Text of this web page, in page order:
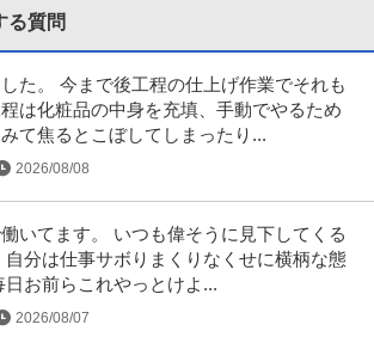
／ 「未経験者9割以上！」物流センター内の
120日／女性活躍中
社（ポテンシャルセグメント）
不問
円
・物流管理 【業種】IT・インターネット＞インター
属性…続きを見る
提供：ビズリーチ
／寮完備／土日祝休み／長期休暇あり／未経
イト 採用部
る質問
た。 今まで後工程の仕上げ作業でそれも
は化粧品の中身を充填、手動でやるため
て焦るとこぼしてしまったり...
2026/08/08
いてます。 いつも偉そうに見下してくる
分は仕事サボりまくりなくせに横柄な態
日お前らこれやっとけよ...
2026/08/07